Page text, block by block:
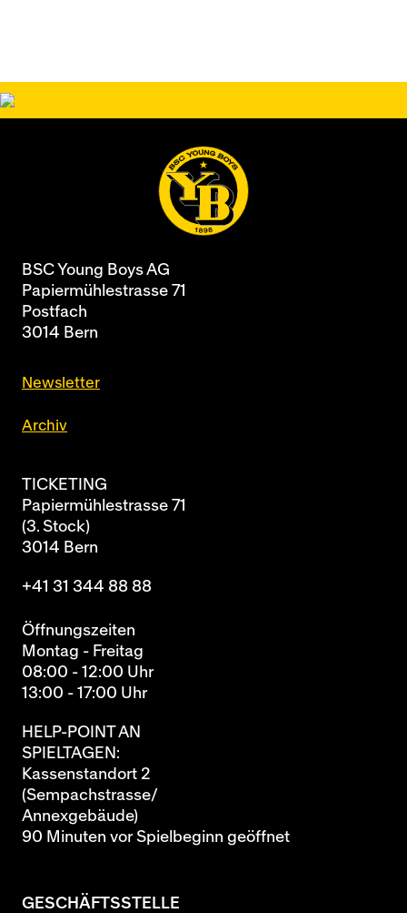
BSC Young Boys AG
Papiermühlestrasse 71
Postfach
3014 Bern
Newsletter
Archiv
TICKETING
Papiermühlestrasse 71
(3. Stock)
3014 Bern
+41 31 344 88 88
Öffnungszeiten
Montag - Freitag
08:00 - 12:00 Uhr
13:00 - 17:00 Uhr
HELP-POINT AN
SPIELTAGEN:
Kassenstandort 2
(Sempachstrasse/
Annexgebäude)
90 Minuten vor Spielbeginn geöffnet
GESCHÄFTSSTELLE